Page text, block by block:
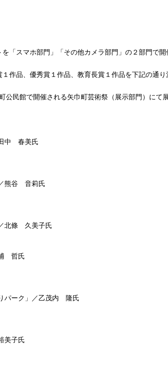
「スマホ部門」「その他カメラ部門」の２部門で
作品、優秀賞１作品、教育長賞１作品を下記の通り
民館で開催される矢巾町芸術祭（展示部門）にて
中 春美氏
熊谷 音莉氏
北條 久美子氏
哲氏
パーク」／乙茂内 隆氏
美子氏